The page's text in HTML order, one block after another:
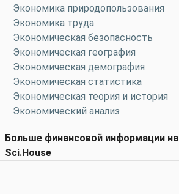
Экономика природопользования
Экономика труда
Экономическая безопасность
Экономическая география
Экономическая демография
Экономическая статистика
Экономическая теория и история
Экономический анализ
Больше финансовой информации на
Sci.House